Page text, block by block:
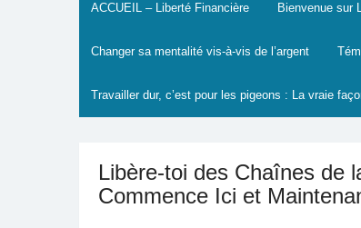
ACCUEIL – Liberté Financière Bienvenue sur
Changer sa mentalité vis-à-vis de l’argent
Travailler dur, c’est pour les pigeons : La vraie
Libère-toi des Chaînes de
Commence Ici et